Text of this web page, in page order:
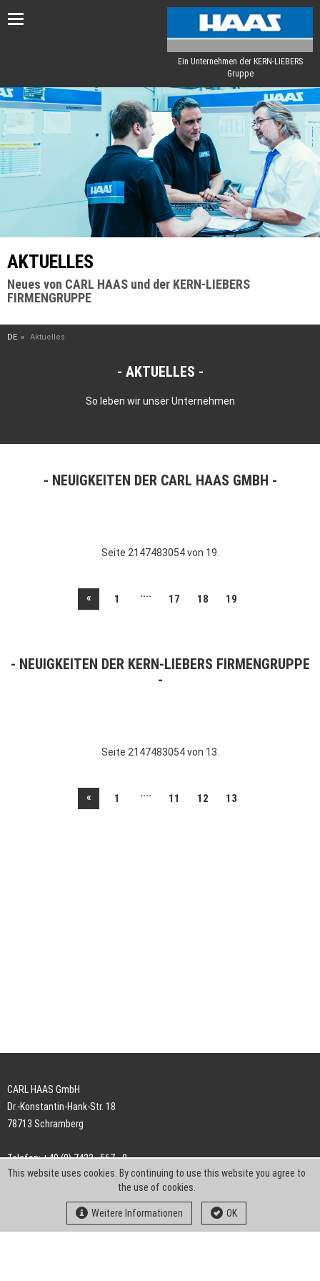
Toggle
Ein Unternehmen der KERN-LIEBERS
Gruppe
AKTUELLES
Neues von CARL HAAS und der KERN-LIEBERS
FIRMENGRUPPE
DE Aktuelles
AKTUELLES
So leben wir unser Unternehmen
NEUIGKEITEN DER CARL HAAS GMBH
Seite 2147483054 von 19.
« 1 .... 17 18 19
NEUIGKEITEN DER KERN-LIEBERS FIRMENGRUPPE
Seite 2147483054 von 13.
« 1 .... 11 12 13
CARL HAAS GmbH
Dr.-Konstantin-Hank-Str. 18
78713 Schramberg
Telefon: +49 (0) 7422 . 567 - 0
Telefax: +49 (0) 7422 . 567 - 239
info-ch@kern-liebers.com
This website uses cookies. By continuing to use this website you agree to
the use of cookies.
Weitere Informationen OK